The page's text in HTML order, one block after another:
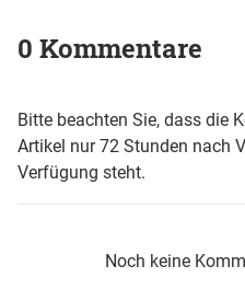
0 Kommentare
Bitte beachten Sie, dass die
Artikel nur 72 Stunden nach
Verfügung steht.
Noch keine